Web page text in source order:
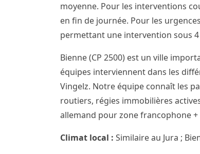
moyenne. Pour les interventions
en fin de journée. Pour les
permettant une intervention sous
Bienne (CP 2500) est un ville
équipes interviennent dans les
Vingelz. Notre équipe connaît les
routiers, régies immobilières
allemand pour zone francophone +
Climat local : Similaire au Jura ;